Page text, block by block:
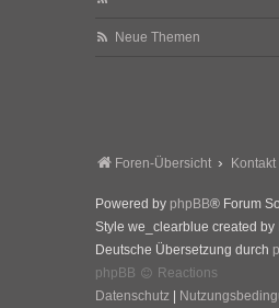
Neue Themen
Foren-Übersicht
Powered by phpBB® Forum
Style we_clearblue created by
Deutsche Übersetzung durch
phpBB
Reactions
Datenschutz